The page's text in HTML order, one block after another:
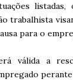
listadas,
trabalhista
para o
válida a